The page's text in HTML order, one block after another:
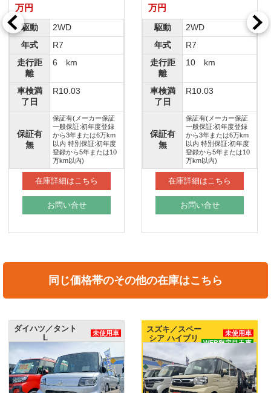
2WD
R7
6 km
R10.03
保証有(メーカー保証
一般保証:初年度登録
から3年または6万km
以内 特別保証:初年度
登録から5年または10
万km以内)
在庫詳細はこちら
お問い合せ
2WD
R7
10 km
R10.03
保証有(メーカー保証
一般保証:初年度登録
から3年または6万km
以内 特別保証:初年度
登録から5年または10
万km以内)
在庫詳細はこちら
お問い合せ
駆
同じ価格帯のその他の在庫はこちら
ダイハツ／タント
L
未使用車
スズキ／スペー
シア ハイブリ
ッドG
未使用車
WEB限定目玉車